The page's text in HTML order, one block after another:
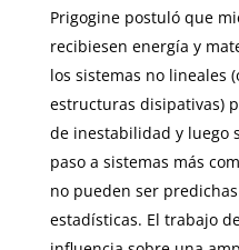
Prigogine postuló que
recibiesen energía y
los sistemas no lineales
estructuras disipativas)
de ines­tabilidad y luego
paso a sistemas más
no pueden ser
estadísticas. El trabajo